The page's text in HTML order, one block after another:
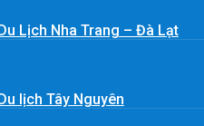
Lịch Nha Trang – Đà Lạt
lịch Tây Nguyên